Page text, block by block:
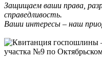
Защищаем ваши права,
справедливость.
Ваши интересы – наш